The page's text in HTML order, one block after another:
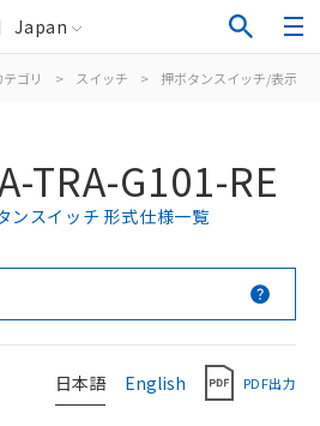
Japan
ゴリ > スイッチ > 押ボタンスイッチ/表示灯
TRA-G101-RE
ンスイッチ 形式仕様一覧
日本語 English PDF出力